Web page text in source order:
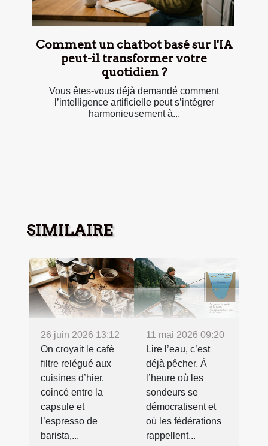
Comment un chatbot basé sur l'IA
peut-il transformer votre
quotidien ?
Vous êtes-vous déjà demandé comment
l’intelligence artificielle peut s’intégrer
harmonieusement à...
SIMILAIRE
26 juin 2026 13:12
On croyait le café
filtre relégué aux
cuisines d’hier,
coincé entre la
capsule et
l’espresso de
barista,...
11 mai 2026 09:20
Lire l’eau, c’est
déjà pêcher. À
l’heure où les
sondeurs se
démocratisent et
où les fédérations
rappellent...